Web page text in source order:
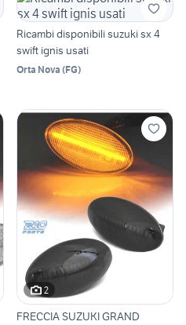
Ricambi disponibili suzuki sx 4
swift ignis usati
Orta Nova (FG)
2
FRECCIA SUZUKI GRAND